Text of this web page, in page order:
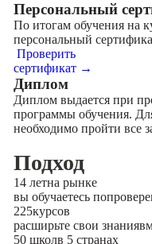
Персональный
По итогам обучения на
персональный
Проверить
сертификат →
Диплом
Диплом выдается при
программы обучения.
необходимо пройти все
Подход
14 летна рынке
вы обучаетесь по
225курсов
расширьте свои знания
50 школв 5 странах